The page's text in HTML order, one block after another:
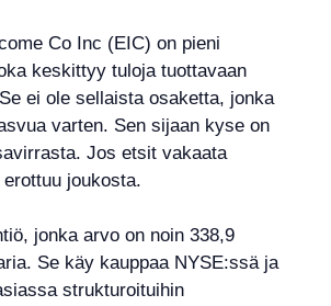
Co Inc (EIC) on pieni
keskittyy tuloja tuottavaan
ei ole sellaista osaketta, jonka
varten. Sen sijaan kyse on
Jos etsit vakaata
joukosta.
jonka arvo on noin 338,9
Se käy kauppaa NYSE:ssä ja
strukturoituihin